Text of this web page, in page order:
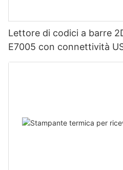
Lettore di codici a barre
E7005 con connettività